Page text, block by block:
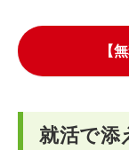
【
就活で添